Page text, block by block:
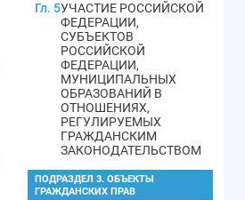
Гл. 5УЧАСТИЕ РОССИЙСКОЙ
ФЕДЕРАЦИИ,
СУБЪЕКТОВ
РОССИЙСКОЙ
ФЕДЕРАЦИИ,
МУНИЦИПАЛЬНЫХ
ОБРАЗОВАНИЙ В
ОТНОШЕНИЯХ,
РЕГУЛИРУЕМЫХ
ГРАЖДАНСКИМ
ЗАКОНОДАТЕЛЬСТВОМ
ПОДРАЗДЕЛ 3. ОБЪЕКТЫ
ГРАЖДАНСКИХ ПРАВ